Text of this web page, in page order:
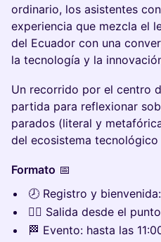
ordinario, los asistentes
experiencia que mezcla el
del Ecuador con una
la tecnología y la
Un recorrido por el centro
partida para reflexionar
parados (literal y
del ecosistema
Formato 📅
🕗 Registro y
🚶‍♀️ Salida desde el
🏁 Evento: hasta las